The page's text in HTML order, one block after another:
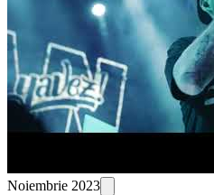
Noiembrie 2023